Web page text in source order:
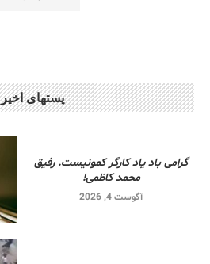
پستهای اخیر
گرامی باد یاد کارگر کمونیست. رفیق
محمد کاظمی!
آگوست 4, 2026